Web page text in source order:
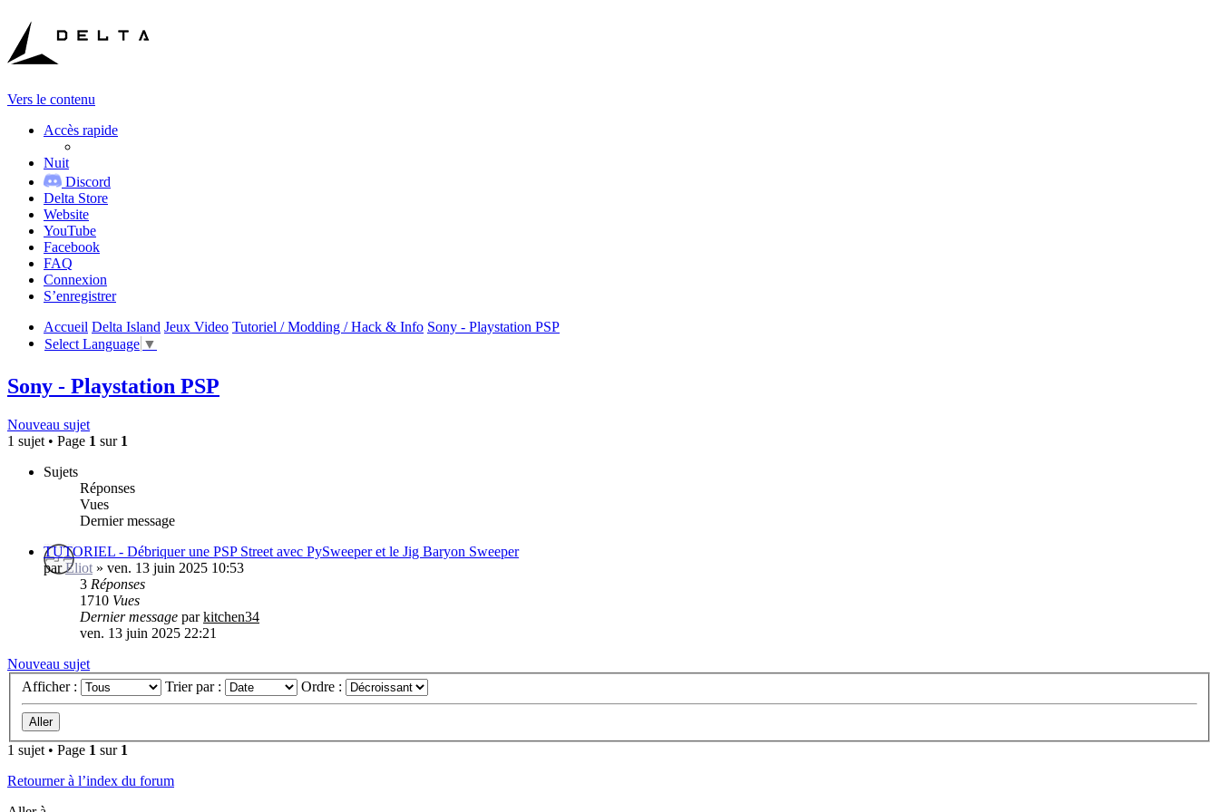
Vers le contenu
Accès rapide
Nuit
Discord
Delta Store
Website
YouTube
Facebook
FAQ
Connexion
S’enregistrer
Accueil Delta Island Jeux Video Tutoriel / Modding / Hack & Info Sony - Playstation PSP
Select Language ▼
Sony - Playstation PSP
Nouveau sujet
1 sujet • Page 1 sur 1
Sujets
Réponses
Vues
Dernier message
TUTORIEL - Débriquer une PSP Street avec PySweeper et le Jig Baryon Sweeper
parEliot » ven. 13 juin 2025 10:53
3 Réponses
1710 Vues
Dernier message parkitchen34
ven. 13 juin 2025 22:21
Nouveau sujet
Afficher :
Trier par : Ordre :
1 sujet • Page 1 sur 1
Retourner à l’index du forum